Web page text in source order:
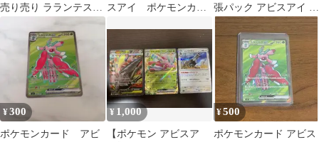
売り売り ラランテス
スアイ ポケモンカー
張パック アビスアイ キ
ラ 094/081
¥300
ポケモンカード アビ
¥ 1,000
【ポケモン アビスア
¥500
ポケモンカード アビス